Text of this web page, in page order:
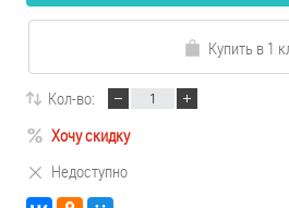
Купить в 1
Кол-во:
Хочу скидку
Недоступно